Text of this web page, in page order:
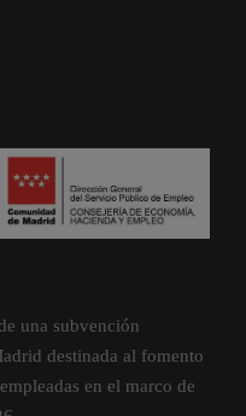
una subvención
destinada al fomento
en el marco de